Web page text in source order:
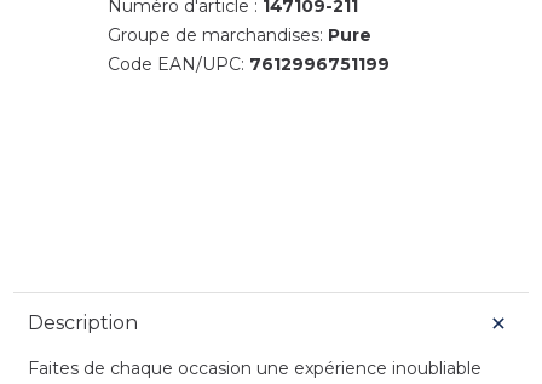
Numéro d'article : 147109-211
Groupe de marchandises: Pure
Code EAN/UPC: 7612996751199
Description
Faites de chaque occasion une expérience inoubliable